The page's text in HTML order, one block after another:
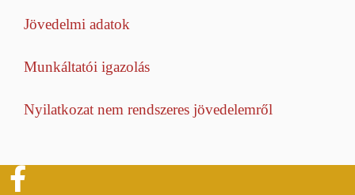
Jövedelmi adatok
Munkáltatói igazolás
Nyilatkozat nem rendszeres jövedelemről